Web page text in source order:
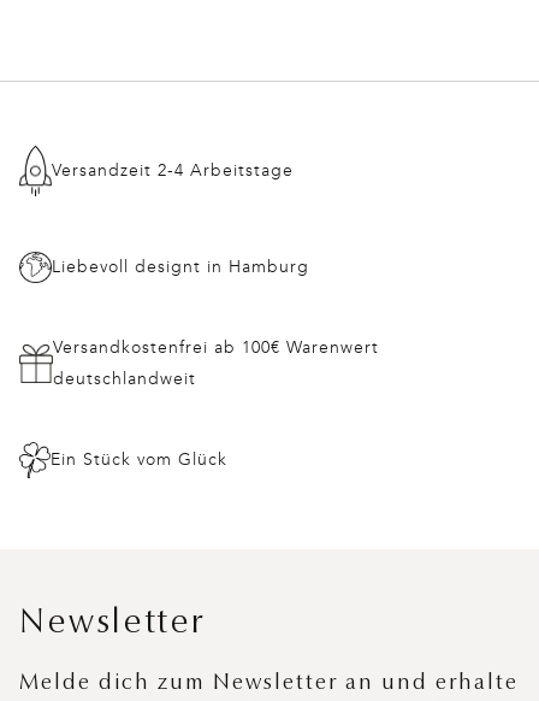
Versandzeit 2-4 Arbeitstage
Liebevoll designt in Hamburg
Versandkostenfrei ab 100€ Warenwert
deutschlandweit
Ein Stück vom Glück
Newsletter
Melde dich zum Newsletter an und erhalte